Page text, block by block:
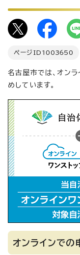
ページID 1003650
名古屋市では、オン
めしています。
オンラインでの